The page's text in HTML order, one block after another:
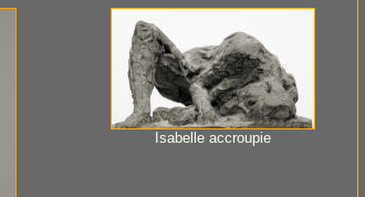
Isabelle accroupie